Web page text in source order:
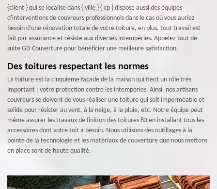
{client } qui se localise dans { ville } { cp } dispose aussi des équipes
d'interventions de couvreurs professionnels dans le cas où vous auriez
besoin d'une rénovation totale de votre toiture, en plus, tout travail est
fait par assurance et résiste aux diverses intempéries. Appelez tout de
suite GD Couverture pour bénéficier une meilleure satisfaction.
Des toitures respectant les normes
La toiture est la cinquième façade de la maison qui tient un rôle très
important : votre protection contre les intempéries. Ainsi, nos artisans
couvreurs se doivent de vous réaliser une toiture qui soit imperméable et
solide pour résister au vent, à la neige, à la pluie, etc. Notre équipe peut
même assurer les travaux de finition des toitures 83 en installant tous les
accessoires dont votre toit a besoin. Nous utilisons des outillages à la
pointe de la technologie et les matériaux de couverture que nous mettons
en place sont de haute qualité.